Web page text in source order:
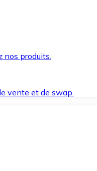
nos produits.
vente et de swap.